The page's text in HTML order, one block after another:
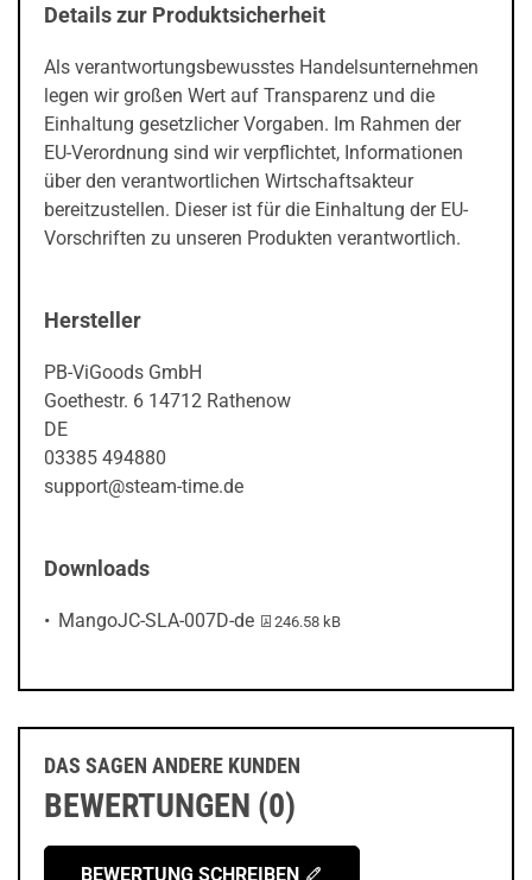
Details zur Produktsicherheit
Als verantwortungsbewusstes Handelsunternehmen
legen wir großen Wert auf Transparenz und die
Einhaltung gesetzlicher Vorgaben. Im Rahmen der
EU-Verordnung sind wir verpflichtet, Informationen
über den verantwortlichen Wirtschaftsakteur
bereitzustellen. Dieser ist für die Einhaltung der EU-
Vorschriften zu unseren Produkten verantwortlich.
Hersteller
PB-ViGoods GmbH
Goethestr. 6 14712 Rathenow
DE
03385 494880
support@steam-time.de
Downloads
MangoJC-SLA-007D-de PDF-Datei:
246.58 kB
DAS SAGEN ANDERE KUNDEN
BEWERTUNGEN (0)
BEWERTUNG SCHREIBEN